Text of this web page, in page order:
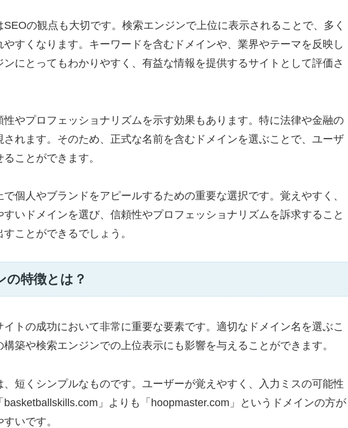
の観点も大切です。検索エンジンで上位に表示されることで、多く
すくなります。キーワードを含むドメインや、業界やテーマを反映し
にとってもわかりやすく、有益な情報を提供するサイトとして評価さ
性やプロフェッショナリズムを示す効果もあります。特に法律や金融の
れます。そのため、正式な名前を含むドメインを選ぶことで、ユーザ
ことができます。
で個人やブランドをアピールするための重要な選択です。覚えやすく、
いドメインを選び、信頼性やプロフェッショナリズムを訴求すること
ことができるでしょう。
の特徴とは？
イトの成功において非常に重要な要素です。適切なドメイン名を選ぶこ
築や検索エンジンでの上位表示にも影響を与えることができます。
、短くシンプルなものです。ユーザーが覚えやすく、入力ミスの可能性
basketballskills.com」よりも「hoopmaster.com」というドメインの方が
いです。